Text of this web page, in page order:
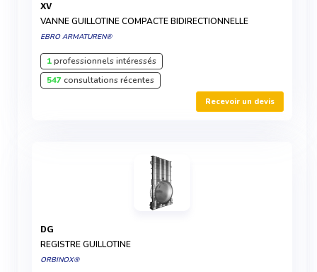
XV
VANNE GUILLOTINE COMPACTE BIDIRECTIONNELLE
EBRO ARMATUREN®
1professionnels intéressés
547consultations récentes
Recevoir un devis
DG
REGISTRE GUILLOTINE
ORBINOX®